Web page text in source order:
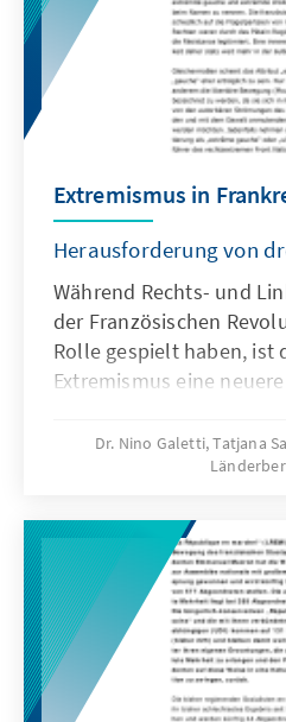
Extremismus in
Herausforderung von
Während Rechts- und
der Französischen
Rolle gespielt haben, ist
Extremismus eine
1990er Jahren war
Opfer von islamistisch
Paris sowie im Juli 2016
islamistische Bedrohung
Gegenwart Frankreichs
kommt die Erkenntnis,
von in Frankreich
aufgewachsenen,
ausgeht.
Dr. Nino Galetti, Tatjana